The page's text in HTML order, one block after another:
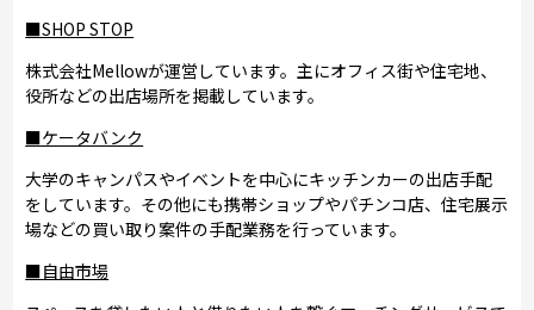
■SHOP STOP
株式会社Mellowが運営しています。主にオフィス街や住宅地、
役所などの出店場所を掲載しています。
■ケータバンク
大学のキャンパスやイベントを中心にキッチンカーの出店手配
をしています。その他にも携帯ショップやパチンコ店、住宅展示
場などの買い取り案件の手配業務を行っています。
■自由市場